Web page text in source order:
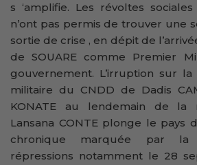
s ‘amplifie. Les révoltes
n’ont pas permis de trouver une
sortie de crise , en dépit de
de SOUARE comme Premier
gouvernement. L’irruption sur
militaire du CNDD de Dadis
KONATE au lendemain de la
Lansana CONTE plonge le pays
chronique marquée par la
répressions notamment le 28